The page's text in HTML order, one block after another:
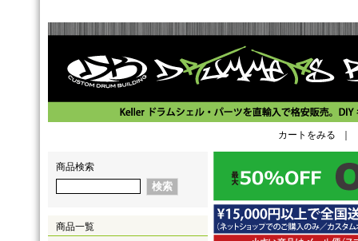
カートをみる
商品検索
商品一覧